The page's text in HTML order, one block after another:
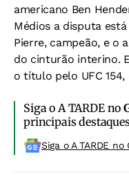
americano Ben
Médios a disputa
Pierre, campeão, e o
do cinturão interino.
o título pelo UFC
Siga o A TARDE no
principais
Siga o A TARDE